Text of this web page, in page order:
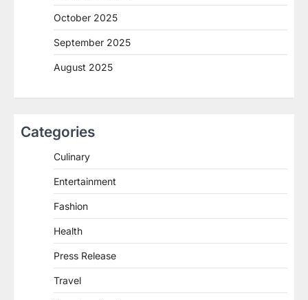
October 2025
September 2025
August 2025
Categories
Culinary
Entertainment
Fashion
Health
Press Release
Travel